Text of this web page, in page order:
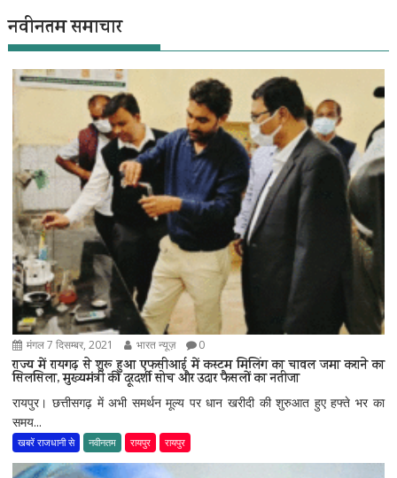
नवीनतम समाचार
मंगल 7 दिसम्बर, 2021 भारत न्यूज़ 0
राज्य में रायगढ़ से शुरू हुआ एफसीआई में कस्टम मिलिंग का चावल जमा कराने का
सिलसिला, मुख्यमंत्री की दूरदर्शी सोच और उदार फैसलों का नतीजा
रायपुर। छत्तीसगढ़ में अभी समर्थन मूल्य पर धान खरीदी की शुरुआत हुए हफ्ते भर का
समय...
खबरें राजधानी से नवीनतम रायपुर रायपुर